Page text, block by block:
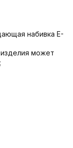
набивка E-
может